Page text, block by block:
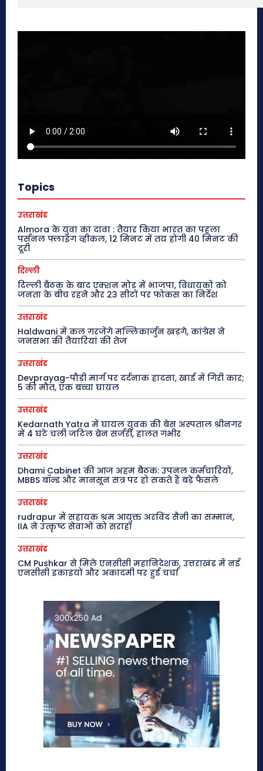
Topics
उत्तराखंड
Almora के युवा का दावा : तैयार किया भारत का पहला
पर्सनल फ्लाइंग व्हीकल, 12 मिनट में तय होगी 40 मिनट की
दूरी
दिल्ली
दिल्ली बैठक के बाद एक्शन मोड में भाजपा, विधायकों को
जनता के बीच रहने और 23 सीटों पर फोकस का निर्देश
उत्तराखंड
Haldwani में कल गरजेंगे मल्लिकार्जुन खड़गे, कांग्रेस ने
जनसभा की तैयारियां की तेज
उत्तराखंड
Devprayag-पौड़ी मार्ग पर दर्दनाक हादसा, खाई में गिरी कार;
5 की मौत, एक बच्चा घायल
उत्तराखंड
Kedarnath Yatra में घायल युवक की बेस अस्पताल श्रीनगर
में 4 घंटे चली जटिल ब्रेन सर्जरी, हालत गंभीर
उत्तराखंड
Dhami Cabinet की आज अहम बैठक: उपनल कर्मचारियों,
MBBS बॉन्ड और मानसून सत्र पर हो सकते हैं बड़े फैसले
उत्तराखंड
rudrapur में सहायक श्रम आयुक्त अरविंद सैनी का सम्मान,
IIA ने उत्कृष्ट सेवाओं को सराहा
उत्तराखंड
CM Pushkar से मिले एनसीसी महानिदेशक, उत्तराखंड में नई
एनसीसी इकाइयों और अकादमी पर हुई चर्चा